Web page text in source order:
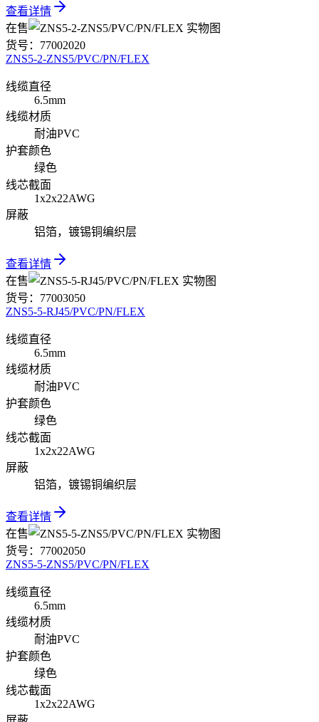
查看详情
在售
货号： 77002020
ZNS5-2-ZNS5/PVC/PN/FLEX
线缆直径
6.5mm
线缆材质
耐油PVC
护套颜色
绿色
线芯截面
1x2x22AWG
屏蔽
铝箔，镀锡铜编织层
查看详情
在售
货号： 77003050
ZNS5-5-RJ45/PVC/PN/FLEX
线缆直径
6.5mm
线缆材质
耐油PVC
护套颜色
绿色
线芯截面
1x2x22AWG
屏蔽
铝箔，镀锡铜编织层
查看详情
在售
货号： 77002050
ZNS5-5-ZNS5/PVC/PN/FLEX
线缆直径
6.5mm
线缆材质
耐油PVC
护套颜色
绿色
线芯截面
1x2x22AWG